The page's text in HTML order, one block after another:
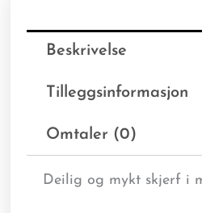
Beskrivelse
Tilleggsinformasjon
Omtaler (0)
Deilig og mykt skjerf i